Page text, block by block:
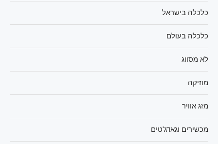
כלכלה בישראל
כלכלה בעולם
לא מסווג
מוזיקה
מזג אוויר
מכשירים וגאדג'טים